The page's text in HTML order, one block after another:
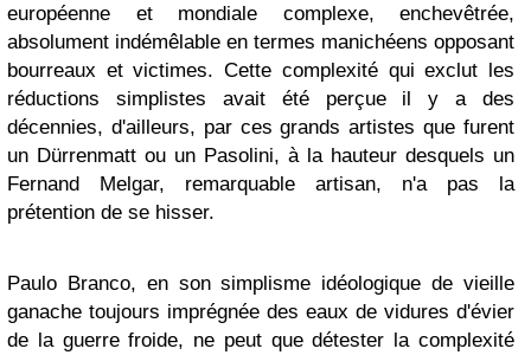
européenne et mondiale complexe, enchevêtrée,
absolument indémêlable en termes manichéens opposant
bourreaux et victimes. Cette complexité qui exclut les
réductions simplistes avait été perçue il y a des
décennies, d'ailleurs, par ces grands artistes que furent
un Dürrenmatt ou un Pasolini, à la hauteur desquels un
Fernand Melgar, remarquable artisan, n'a pas la
prétention de se hisser.
Paulo Branco, en son simplisme idéologique de vieille
ganache toujours imprégnée des eaux de vidures d'évier
de la guerre froide, ne peut que détester la complexité